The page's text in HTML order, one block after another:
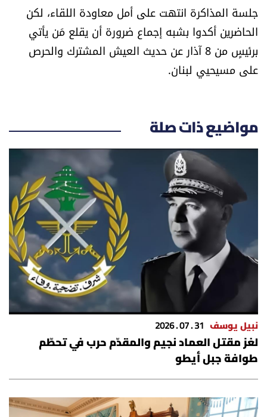
جلسة المذاكرة انتهت على أمل معاودة اللقاء، لكن
الحاضرين أكدوا بشبه إجماع ضرورة أن يقلع مَن يأتي
برئيسٍ من 8 آذار عن حديث العيش المشترك والحرص
على مسيحيي لبنان.
مواضيع ذات صلة
نبيل يوسف 31 . 07 . 2026
لغز مقتل العماد نجيم والمقدّم حرب في تحطّم
طوافة جبل أيطو